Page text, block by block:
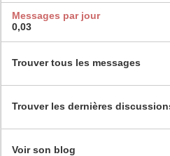
Messages par jour
0,03
Trouver tous les messages
Trouver les dernières
Voir son blog